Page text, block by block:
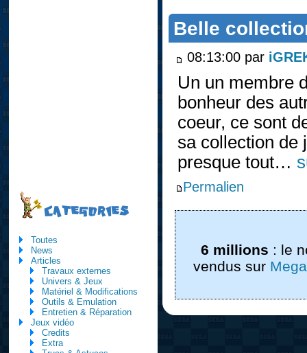
Belle
08:13:00 par
Un un membre
bonheur des
coeur, ce sont
sa collection de
presque tout…
Permalien
6 millions : le
vendus sur
CATEGORIES
Toutes
News
Articles
Travaux externes
Univers & Jeux
Matériel & Modifications
Outils & Emulation
Entretien & Réparation
Jeux vidéo
Credits
Extra